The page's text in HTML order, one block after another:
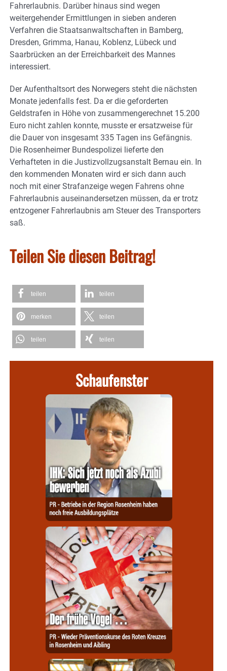
Fahrerlaubnis. Darüber hinaus sind wegen
weitergehender Ermittlungen in sieben anderen
Verfahren die Staatsanwaltschaften in Bamberg,
Dresden, Grimma, Hanau, Koblenz, Lübeck und
Saarbrücken an der Erreichbarkeit des Mannes
interessiert.
Der Aufenthaltsort des Norwegers steht die nächsten
Monate jedenfalls fest. Da er die geforderten
Geldstrafen in Höhe von zusammengerechnet 15.200
Euro nicht zahlen konnte, musste er ersatzweise für
die Dauer von insgesamt 335 Tagen ins Gefängnis.
Die Rosenheimer Bundespolizei lieferte den
Verhafteten in die Justizvollzugsanstalt Bernau ein. In
den kommenden Monaten wird er sich dann auch
noch mit einer Strafanzeige wegen Fahrens ohne
Fahrerlaubnis auseinandersetzen müssen, da er trotz
entzogener Fahrerlaubnis am Steuer des Transporters
saß.
Teilen Sie diesen Beitrag!
teilen teilen
merken teilen
teilen teilen
Schaufenster